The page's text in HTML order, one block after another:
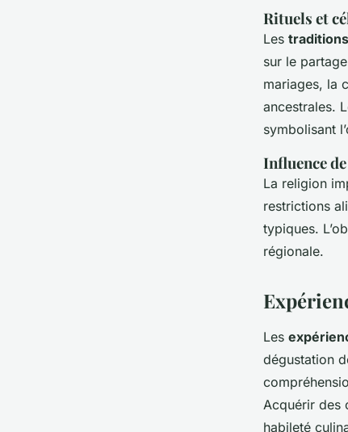
Rituels et
Les
sur le
mariages, la
ancestrales.
symbolisant
Influence
La religion
restrictions
typiques.
régionale.
Les
dégustation
Acquérir des
habileté